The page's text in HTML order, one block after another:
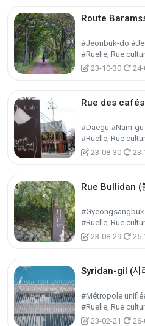
Route
#Jeonbuk-do
23-10-30
Rue des cafés
#Daegu #Nam-gu
23-08-30
Rue Bullidan (
23-08-29
Syridan-gil (시
23-02-21